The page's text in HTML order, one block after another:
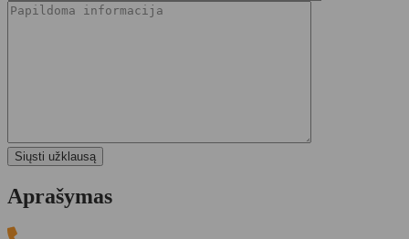
Aprašymas